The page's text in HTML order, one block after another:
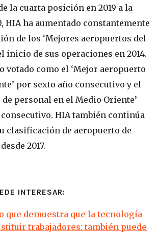
la cuarta posición en 2019 a la
HIA ha aumentado constantemente
de los ‘Mejores aeropuertos del
inicio de sus operaciones en 2014.
votado como el ‘Mejor aeropuerto
por sexto año consecutivo y el
personal en el Medio Oriente’
HIA también continúa
clasificación de aeropuerto de
2017.
INTERESAR:
que demuestra que la tecnología
trabajadores: también puede